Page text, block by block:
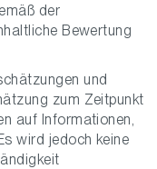
der
Bewertung
und
zum Zeitpunkt
auf Informationen,
wird jedoch keine